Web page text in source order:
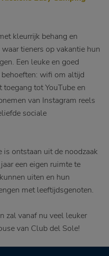
kleurrijk behang en
tieners op vakantie hun
Een leuke en goed
wifi om altijd
tot YouTube en
van Instagram reels
sociale
ontstaan uit de noodzaak
een eigen ruimte te
uiten en hun
met leeftijdsgenoten.
zal vanaf nu veel leuker
van Club del Sole!